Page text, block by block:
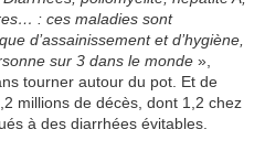
: ces maladies sont
d’assainissement et d’hygiène,
sur 3 dans le monde »,
tourner autour du pot. Et de
millions de décès, dont 1,2 chez
à des diarrhées évitables.